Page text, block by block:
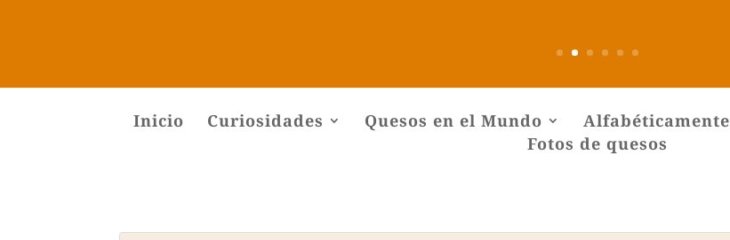
Inicio Curiosidades Quesos en el Mundo Alfabéticamente
Fotos de quesos